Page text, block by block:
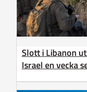
Slott i Libanon
Israel en vecka